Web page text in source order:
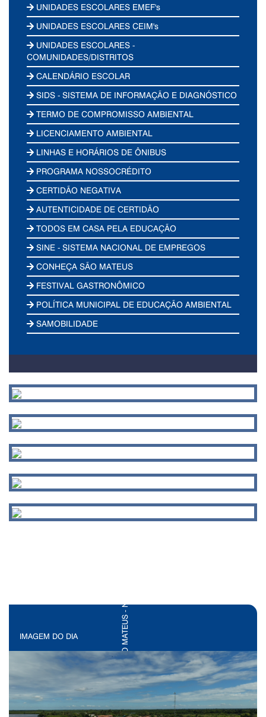
UNIDADES ESCOLARES EMEF's
UNIDADES ESCOLARES CEIM's
UNIDADES ESCOLARES -
COMUNIDADES/DISTRITOS
CALENDÁRIO ESCOLAR
SIDS - SISTEMA DE INFORMAÇÃO E DIAGNÓSTICO
TERMO DE COMPROMISSO AMBIENTAL
LICENCIAMENTO AMBIENTAL
LINHAS E HORÁRIOS DE ÔNIBUS
PROGRAMA NOSSOCRÉDITO
CERTIDÃO NEGATIVA
AUTENTICIDADE DE CERTIDÃO
TODOS EM CASA PELA EDUCAÇÃO
SINE - SISTEMA NACIONAL DE EMPREGOS
CONHEÇA SÃO MATEUS
FESTIVAL GASTRONÔMICO
POLÍTICA MUNICIPAL DE EDUCAÇÃO AMBIENTAL
SAMOBILIDADE
IMAGEM DO DIA